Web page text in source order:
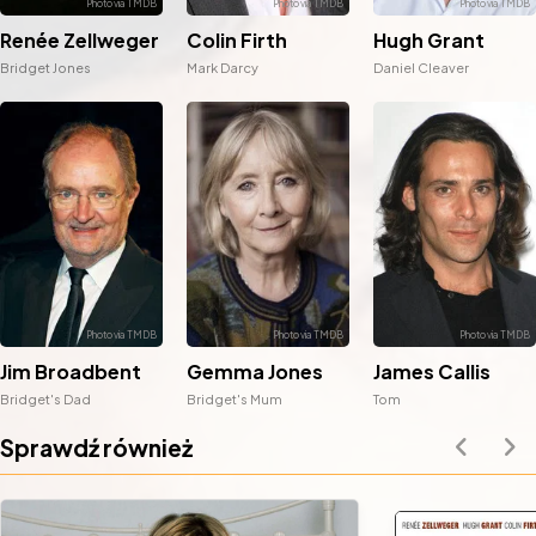
Renée Zellweger
Bridget Jones
Colin Firth
Mark Darcy
Hugh Grant
Daniel Cleaver
Jim Broadbent
Bridget's Dad
Gemma Jones
Bridget's Mum
James Callis
Tom
Sprawdź również